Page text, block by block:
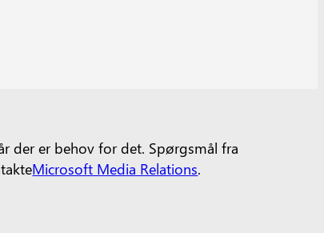
der er behov for det. Spørgsmål fra
Microsoft Media Relations.